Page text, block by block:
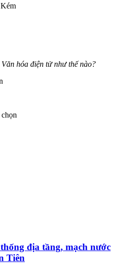
Kém
hóa điện tử như thế nào?
địa tầng, mạch nước
Tiên